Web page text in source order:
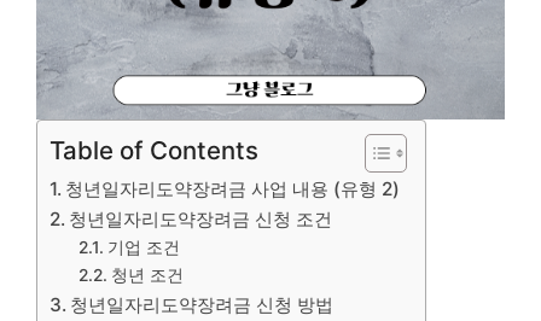
Table of Contents
청년일자리도약장려금 사업 내용 (유형 2)
청년일자리도약장려금 신청 조건
기업 조건
청년 조건
청년일자리도약장려금 신청 방법